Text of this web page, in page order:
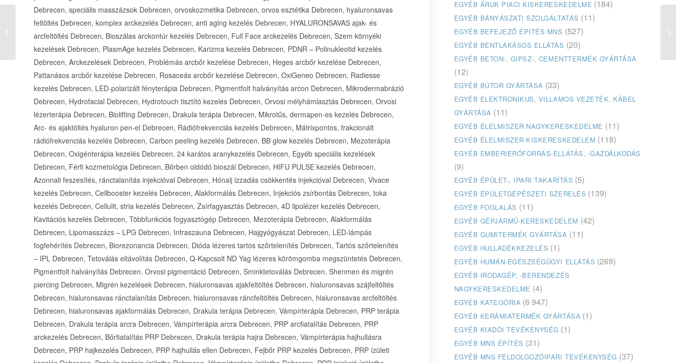
EGYÉB ÁRUK PIACI KISKERESKEDELME (184)
EGYÉB BÁNYÁSZATI SZOLGÁLTATÁS (11)
EGYÉB BEFEJEZŐ ÉPÍTÉS MNS (527)
EGYÉB BENTLAKÁSOS ELLÁTÁS (20)
EGYÉB BETON-, GIPSZ-, CEMENTTERMÉK GYÁRTÁSA
(12)
EGYÉB BÚTOR GYÁRTÁSA (33)
EGYÉB ELEKTRONIKUS, VILLAMOS VEZETÉK, KÁBEL
GYÁRTÁSA (11)
EGYÉB ÉLELMISZER NAGYKERESKEDELME (11)
EGYÉB ÉLELMISZER-KISKERESKEDELEM (118)
EGYÉB EMBERIERŐFORRÁS-ELLÁTÁS, -GAZDÁLKODÁS
(9)
EGYÉB ÉPÜLET-, IPARI TAKARÍTÁS (5)
EGYÉB ÉPÜLETGÉPÉSZETI SZERELÉS (139)
EGYÉB FOGLALÁS (11)
EGYÉB GÉPJÁRMŰ-KERESKEDELEM (42)
EGYÉB GUMITERMÉK GYÁRTÁSA (11)
EGYÉB HULLADÉKKEZELÉS (1)
EGYÉB HUMÁN-EGÉSZSÉGÜGYI ELLÁTÁS (269)
EGYÉB IRODAGÉP, -BERENDEZÉS
NAGYKERESKEDELME (4)
EGYÉB KATEGÓRIA (6 947)
EGYÉB KERÁMIATERMÉK GYÁRTÁSA (1)
EGYÉB KIADÓI TEVÉKENYSÉG (1)
EGYÉB MNS ÉPÍTÉS (31)
EGYÉB MNS FELDOLGOZÓIPARI TEVÉKENYSÉG (37)
Demeter Masszázs Lepkeháló
Egyesület